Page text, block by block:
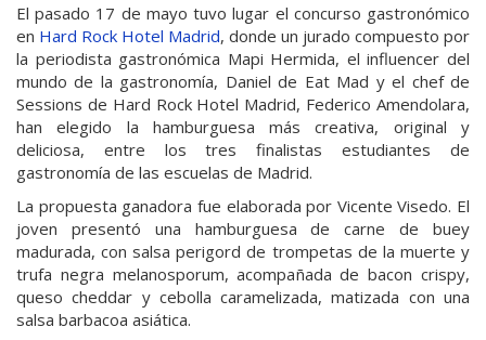
El pasado 17 de mayo tuvo lugar el concurso gastronómico
en Hard Rock Hotel Madrid, donde un jurado compuesto por
la periodista gastronómica Mapi Hermida, el influencer del
mundo de la gastronomía, Daniel de Eat Mad y el chef de
Sessions de Hard Rock Hotel Madrid, Federico Amendolara,
han elegido la hamburguesa más creativa, original y
deliciosa, entre los tres finalistas estudiantes de
gastronomía de las escuelas de Madrid.
La propuesta ganadora fue elaborada por Vicente Visedo. El
joven presentó una hamburguesa de carne de buey
madurada, con salsa perigord de trompetas de la muerte y
trufa negra melanosporum, acompañada de bacon crispy,
queso cheddar y cebolla caramelizada, matizada con una
salsa barbacoa asiática.